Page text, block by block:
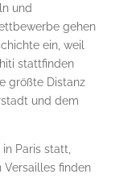
und
gehen
ein, weil
stattfinden
größte Distanz
und dem
Paris statt,
Versailles finden